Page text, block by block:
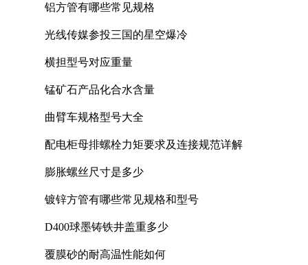
铝方管有哪些常见规格
光线传媒参投三国的星空爆冷
横担型号对应重量
锰矿石产品化合水含量
曲臂车规格型号大全
配电柜母排螺栓力矩要求及连接规范详解
膨胀螺丝尺寸是多少
镀锌方管有哪些常见规格和型号
D400球墨铸铁井盖重多少
覆膜砂的耐高温性能如何